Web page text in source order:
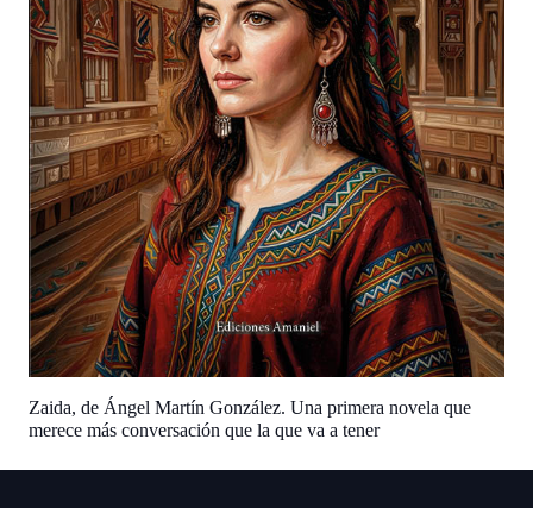
Zaida, de Ángel Martín González. Una primera novela que
merece más conversación que la que va a tener